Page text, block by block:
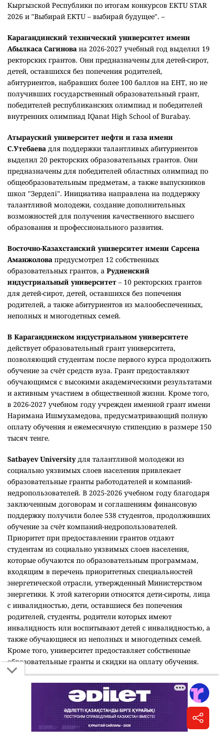
Кыргызской Республики по итогам конкурсов EKTU STAR
2026 и "Выбирай EKTU – выбирай будущее". –
Карагандинский технический университет имени
Абылкаса Сагинова на 2026-2027 учебный год выделил 19
ректорских грантов. Они предназначены для детей-сирот,
детей, оставшихся без попечения родителей,
абитуриентов, набравших более 100 баллов на ЕНТ, но не
получивших государственный образовательный грант,
победителей республиканских олимпиад и победителей
внутренних олимпиад IQanat High School of Burabay.
Атырауский университет нефти и газа имени
С.Утебаева для поддержки талантливых абитуриентов
выделил 20 ректорских образовательных грантов. Они
предназначены для победителей областных олимпиад по
общеобразовательным предметам, а также выпускников
школ "Зерделі". Инициатива направлена на поддержку
талантливой молодежи, создание дополнительных
возможностей для получения качественного высшего
образования и профессионального развития.
Восточно-Казахстанский университет имени Сарсена
Аманжолова предусмотрел 12 собственных
образовательных грантов, а Рудненский
индустриальный университет – 10 ректорских грантов
для детей-сирот, детей, оставшихся без попечения
родителей, а также абитуриентов из малообеспеченных,
неполных и многодетных семей.
В Карагандинском индустриальном университете
действует образовательный грант университета,
позволяющий студентам после первого курса продолжить
обучение за счёт средств вуза. Грант предоставляют
обучающимся с высокими академическими результатами
и активным участием в общественной жизни. Кроме того,
в 2026-2027 учебном году учрежден именной грант имени
Наримана Ишмухамедова, предусматривающий полную
оплату обучения и ежемесячную стипендию в размере 150
тысяч тенге.
Satbayev University для талантливой молодежи из
социально уязвимых слоев населения привлекает
образовательные гранты работодателей и компаний-
недропользователей. В 2025-2026 учебном году благодаря
заключенным договорам и соглашениям финансовую
поддержку получили более 538 студентов, продолживших
обучение за счёт компаний-недропользователей.
Приоритет при предоставлении грантов отдают
студентам из социально уязвимых слоев населения,
которые обучаются по образовательным программам,
входящим в перечень приоритетных специальностей
энергетической отрасли, утвержденный Министерством
энергетики. К этой категории относятся дети-сироты, лица
с инвалидностью, дети, оставшиеся без попечения
родителей, студенты, родители которых имеют
инвалидность или воспитывают детей с инвалидностью, а
также обучающиеся из неполных и многодетных семей.
Кроме того, университет предоставляет собственные
образовательные гранты и скидки на оплату обучения.
В Казахском национальном педагогическом
университете имени Абаяуниверситетский грант могут
получить абитуриенты, набравшие не менее 100 баллов
на ЕНТ. При отборе учитываются академические
достижения, наличие знака "Алтын белгі", социальное